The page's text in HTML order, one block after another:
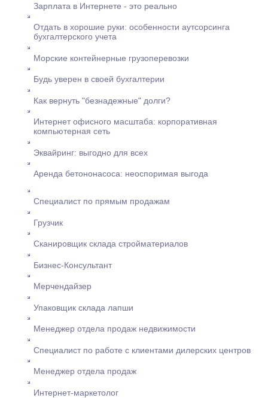
Зарплата в Интернете - это реально
Отдать в хорошие руки: особенности аутсорсинга
бухгалтерского учета
Морские контейнерные грузоперевозки
Будь уверен в своей бухгалтерии
Как вернуть "безнадежные" долги?
Интернет офисного масштаба: корпоративная
компьютерная сеть
Эквайринг: выгодно для всех
Аренда бетононасоса: неоспоримая выгода
Специалист по прямым продажам
Грузчик
Сканировщик склада стройматериалов
Бизнес-Консультант
Мерчендайзер
Упаковщик склада лапши
Менеджер отдела продаж недвижимости
Специалист по работе с клиентами дилерских центров
Менеджер отдела продаж
Интернет-маркетолог